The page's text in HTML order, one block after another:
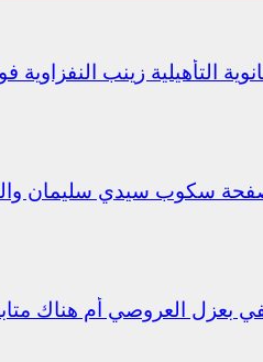
التأهيلية زينب
صفحة سكوب سيدي سليمان